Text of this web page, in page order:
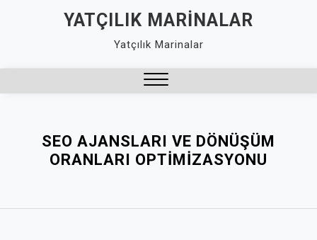
YATÇILIK MARINALAR
Yatçılık Marinalar
SEO AJANSLARI VE DÖNÜŞÜM
ORANLARI OPTIMIZASYONU